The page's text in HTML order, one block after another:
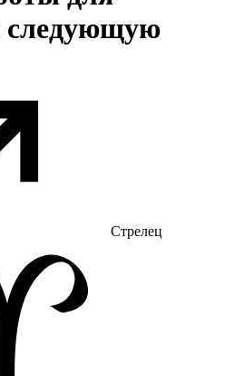
следующую
Стрелец